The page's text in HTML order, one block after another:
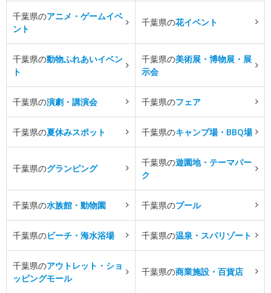
千葉県のアニメ・ゲームイベ
ント
千葉県の花イベント
千葉県の動物ふれあいイベン
ト
千葉県の美術展・博物展・展
示会
千葉県の演劇・講演会 千葉県のフェア
千葉県の夏休みスポット 千葉県のキャンプ場・BBQ場
千葉県のグランピング
千葉県の遊園地・テーマパー
ク
千葉県の水族館・動物園 千葉県のプール
千葉県のビーチ・海水浴場 千葉県の温泉・スパリゾート
千葉県のアウトレット・ショ
ッピングモール
千葉県の商業施設・百貨店